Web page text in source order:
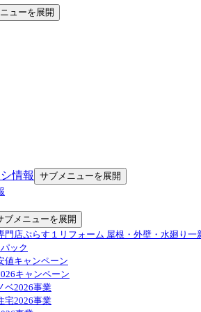
ューを展開
情報
サブメニューを展開
ブメニューを展開
門店ぷらす１リフォーム 屋根・外壁・水廻り一
ック
値キャンペーン
キャンペーン
ベ2026事業
宅2026事業